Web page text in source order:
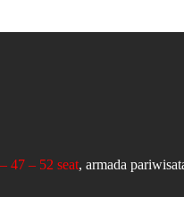
47 – 52 seat, armada